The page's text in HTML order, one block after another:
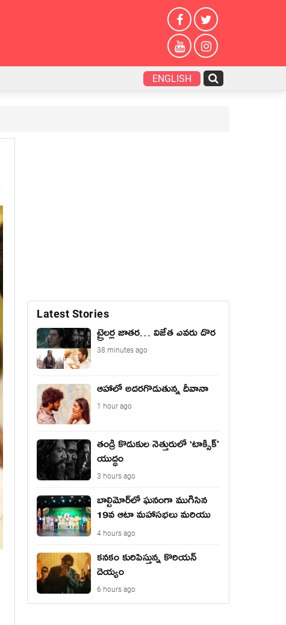
ENGLISH
Latest Stories
ట్రైలర్ల జాతర… విజేత ఎవరు దొర
38 minutes ago
ఆహాలో అదరగొడుతున్న దీవానా
1 hour ago
తండ్రీ కొడుకుల నెత్తురులో ‘టాక్సిక్’
యుద్ధం
3 hours ago
బాల్టిమోర్‌లో ఘనంగా ముగిసిన
19వ ఆటా మహాసభలు మరియు
యువజన సదస్సు
4 hours ago
కనకం కురిపిస్తున్న కొరియన్
దెయ్యం
6 hours ago